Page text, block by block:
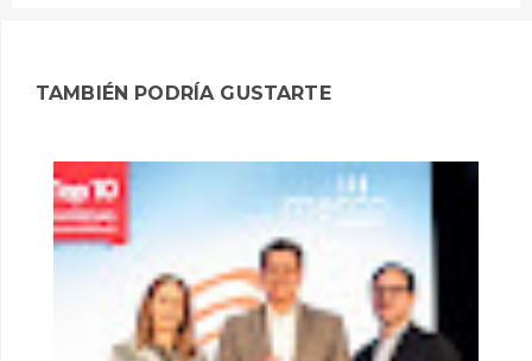
TAMBIÉN PODRÍA GUSTARTE